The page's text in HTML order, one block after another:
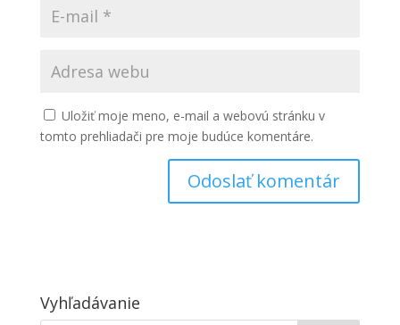
Uložiť moje meno, e-mail a webovú stránku v
tomto prehliadači pre moje budúce komentáre.
Vyhľadávanie